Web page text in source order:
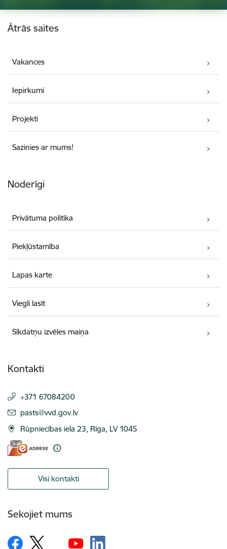
Kājene
Ātrās saites
Vakances
Iepirkumi
Projekti
Sazinies ar mums!
Noderīgi
Privātuma politika
Piekļūstamība
Lapas karte
Viegli lasīt
Sīkdatņu izvēles maiņa
Kontakti
+371 67084200
E-pasts:
pasts@vvd.gov.lv
Rūpniecības iela 23, Rīga, LV 1045
Visi kontakti
Sekojiet mums